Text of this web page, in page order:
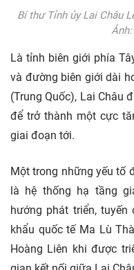
Bí thư Tỉnh ủy Lai Châu
Ảnh:
Là tỉnh biên giới phía
và đường biên giới dài
(Trung Quốc), Lai Châu
để trở thành một cực
giai đoạn tới.
Một trong những yếu tố
là hệ thống hạ tầng
hướng phát triển,
khẩu quốc tế Ma Lù
Hoàng Liên khi được